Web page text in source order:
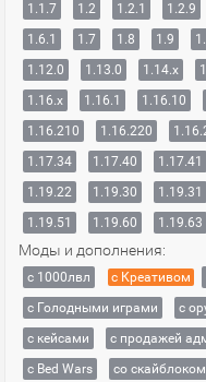
1.1.7
1.2 1.2.1 1.2.9
1.6.1
1.7 1.8 1.9
1.12.0
1.13.0 1.14.x
1.16.x
1.16.1 1.16.10
1.16.210
1.16.220
1.17.34
1.17.40 1.17.41
1.19.22
1.19.30 1.19.31
1.19.51
1.19.60 1.19.63
Моды и дополнения:
с 1000лвл c Креативом
с Голодными играми
с
с кейсами
с продажей
с Bed Wars
со